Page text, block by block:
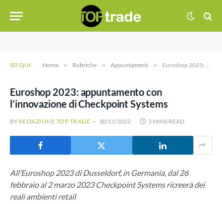
SEI QUI: Home » Rubriche » Appuntamenti » Euroshop 2023: appuntamento con l’innovazione di Checkpoint Systems
Euroshop 2023: appuntamento con
l’innovazione di Checkpoint Systems
BY REDAZIONE TOP TRADE 30/11/2022 3 MINS READ
All’Euroshop 2023 di Dusseldorf, in Germania, dal 26
febbraio al 2 marzo 2023 Checkpoint Systems ricreerà dei
reali ambienti retail